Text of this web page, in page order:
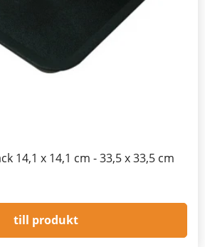
14,1 x 14,1 cm - 33,5 x 33,5 cm
till produkt